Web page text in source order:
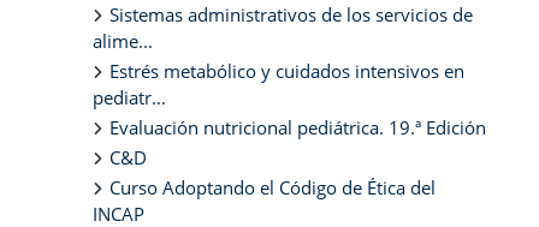
Sistemas administrativos de los servicios de
alime...
Estrés metabólico y cuidados intensivos en
pediatr...
Evaluación nutricional pediátrica. 19.ª Edición
C&D
Curso Adoptando el Código de Ética del
INCAP